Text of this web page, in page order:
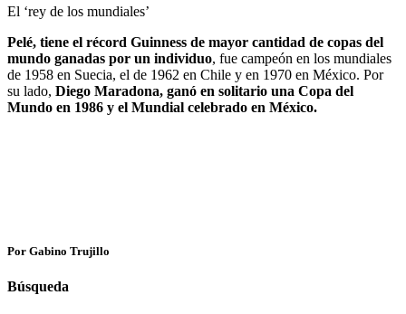
El ‘rey de los mundiales’
Pelé, tiene el récord Guinness de mayor cantidad de copas del
mundo ganadas por un individuo, fue campeón en los mundiales
de 1958 en Suecia, el de 1962 en Chile y en 1970 en México. Por
su lado, Diego Maradona, ganó en solitario una Copa del
Mundo en 1986 y el Mundial celebrado en México.
Por Gabino Trujillo
Búsqueda